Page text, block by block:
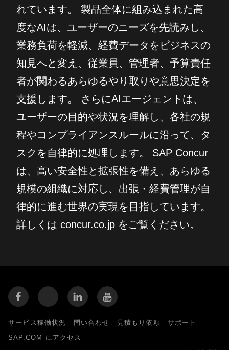
れています。 製品全体に組み込まれた高
度なAIは、ユーザーのニーズを先読みし、
業務負荷を軽減、経費データをビジネスの
知見へと変え、従業員、管理者、予算責任
者が関わるあらゆるやり取りや意思決定を
支援します。 さらにAIエージェントは、
ユーザーの目的や状況を理解し、各社の規
程やコンプライアンスルールに沿って、タ
スクを自律的に処理します。 SAP Concur
は、高い安全性と拡張性を備え、あらゆる
規模の組織に対応し、出張・経費管理が自
律的に進む世界の実現を目指しています。
詳しくは concur.co.jp をご覧ください。
サービス稼働状況 問い合わせ 見積もり依頼
サポート
SAP.COM にアクセス